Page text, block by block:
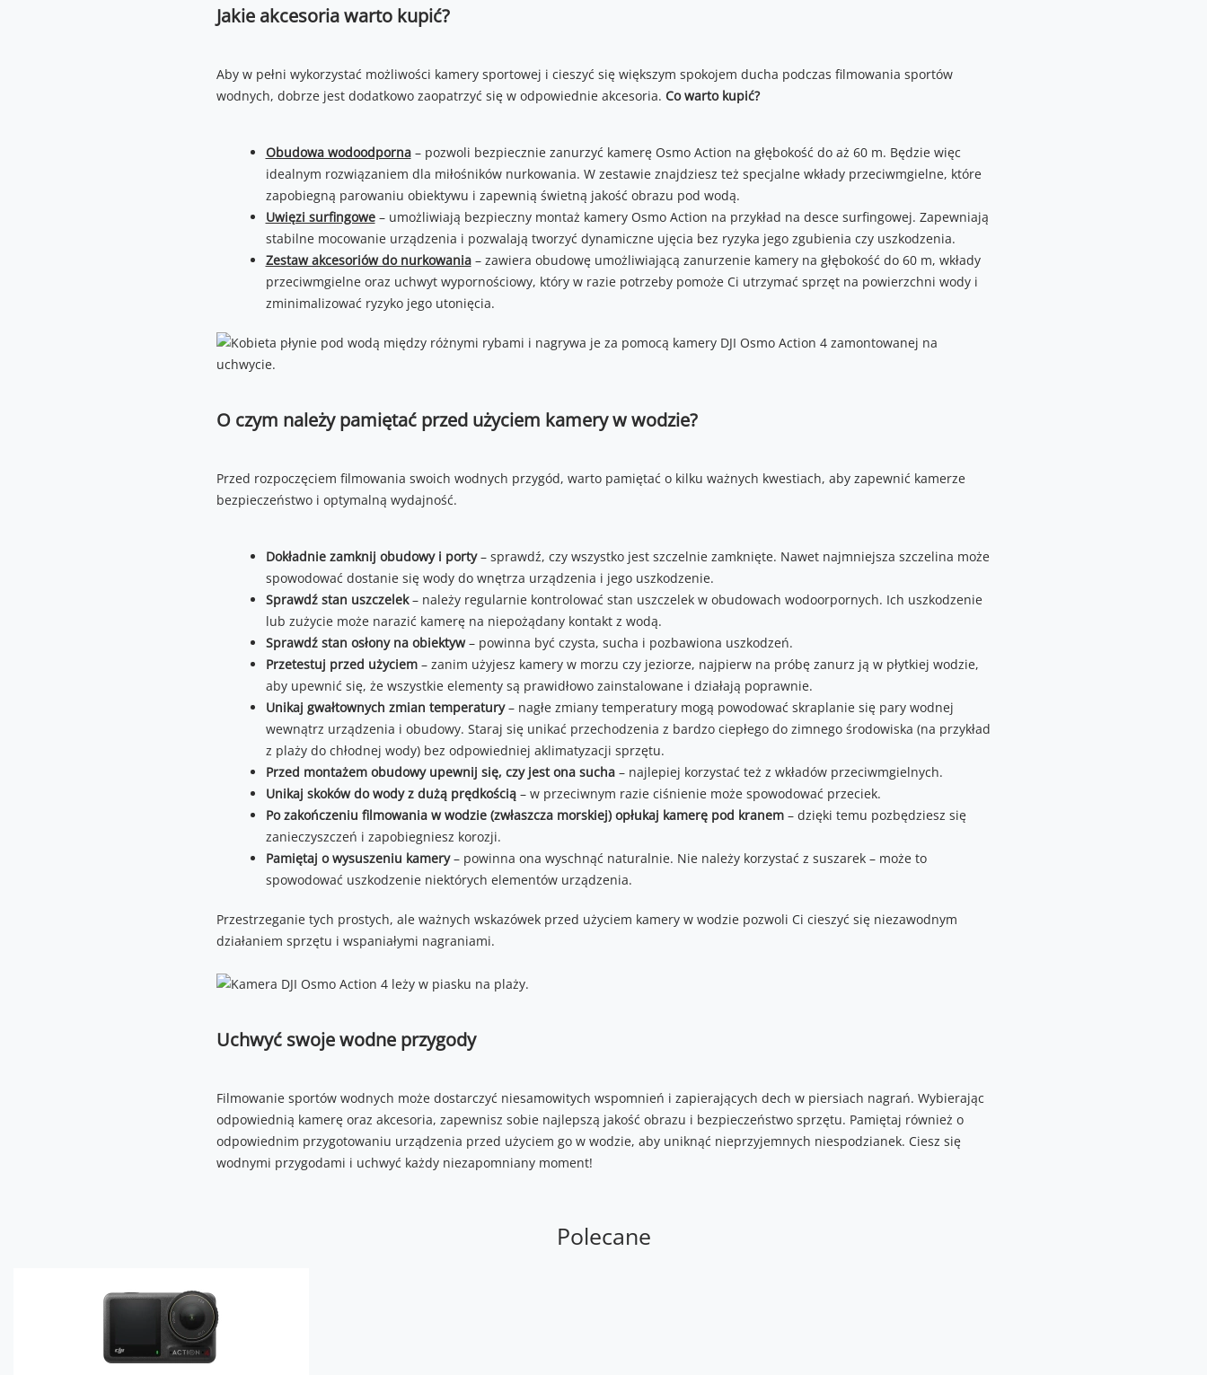
Jakie akcesoria warto kupić?
Aby w pełni wykorzystać możliwości kamery sportowej i cieszyć się większym spokojem ducha podczas filmowania sportów
wodnych, dobrze jest dodatkowo zaopatrzyć się w odpowiednie akcesoria. Co warto kupić?
Obudowa wodoodporna– pozwoli bezpiecznie zanurzyć kamerę Osmo Action na głębokość do aż 60 m. Będzie więc
idealnym rozwiązaniem dla miłośników nurkowania. W zestawie znajdziesz też specjalne wkłady przeciwmgielne, które
zapobiegną parowaniu obiektywu i zapewnią świetną jakość obrazu pod wodą.
Uwięzi surfingowe– umożliwiają bezpieczny montaż kamery Osmo Action na przykład na desce surfingowej. Zapewniają
stabilne mocowanie urządzenia i pozwalają tworzyć dynamiczne ujęcia bez ryzyka jego zgubienia czy uszkodzenia.
Zestaw akcesoriów do nurkowania– zawiera obudowę umożliwiającą zanurzenie kamery na głębokość do 60 m, wkłady
przeciwmgielne oraz uchwyt wypornościowy, który w razie potrzeby pomoże Ci utrzymać sprzęt na powierzchni wody i
zminimalizować ryzyko jego utonięcia.
O czym należy pamiętać przed użyciem kamery w wodzie?
Przed rozpoczęciem filmowania swoich wodnych przygód, warto pamiętać o kilku ważnych kwestiach, aby zapewnić kamerze
bezpieczeństwo i optymalną wydajność.
Dokładnie zamknij obudowy i porty– sprawdź, czy wszystko jest szczelnie zamknięte. Nawet najmniejsza szczelina może
spowodować dostanie się wody do wnętrza urządzenia i jego uszkodzenie.
Sprawdź stan uszczelek– należy regularnie kontrolować stan uszczelek w obudowach wodoorpornych. Ich uszkodzenie
lub zużycie może narazić kamerę na niepożądany kontakt z wodą.
Sprawdź stan osłony na obiektyw– powinna być czysta, sucha i pozbawiona uszkodzeń.
Przetestuj przed użyciem– zanim użyjesz kamery w morzu czy jeziorze, najpierw na próbę zanurz ją w płytkiej wodzie,
aby upewnić się, że wszystkie elementy są prawidłowo zainstalowane i działają poprawnie.
Unikaj gwałtownych zmian temperatury– nagłe zmiany temperatury mogą powodować skraplanie się pary wodnej
wewnątrz urządzenia i obudowy. Staraj się unikać przechodzenia z bardzo ciepłego do zimnego środowiska (na przykład
z plaży do chłodnej wody) bez odpowiedniej aklimatyzacji sprzętu.
Przed montażem obudowy upewnij się, czy jest ona sucha– najlepiej korzystać też z wkładów przeciwmgielnych.
Unikaj skoków do wody z dużą prędkością– w przeciwnym razie ciśnienie może spowodować przeciek.
Po zakończeniu filmowania w wodzie (zwłaszcza morskiej) opłukaj kamerę pod kranem– dzięki temu pozbędziesz się
zanieczyszczeń i zapobiegniesz korozji.
Pamiętaj o wysuszeniu kamery– powinna ona wyschnąć naturalnie. Nie należy korzystać z suszarek – może to
spowodować uszkodzenie niektórych elementów urządzenia.
Przestrzeganie tych prostych, ale ważnych wskazówek przed użyciem kamery w wodzie pozwoli Ci cieszyć się niezawodnym
działaniem sprzętu i wspaniałymi nagraniami.
Uchwyć swoje wodne przygody
Filmowanie sportów wodnych może dostarczyć niesamowitych wspomnień i zapierających dech w piersiach nagrań. Wybierając
odpowiednią kamerę oraz akcesoria, zapewnisz sobie najlepszą jakość obrazu i bezpieczeństwo sprzętu. Pamiętaj również o
odpowiednim przygotowaniu urządzenia przed użyciem go w wodzie, aby uniknąć nieprzyjemnych niespodzianek. Ciesz się
wodnymi przygodami i uchwyć każdy niezapomniany moment!
Polecane